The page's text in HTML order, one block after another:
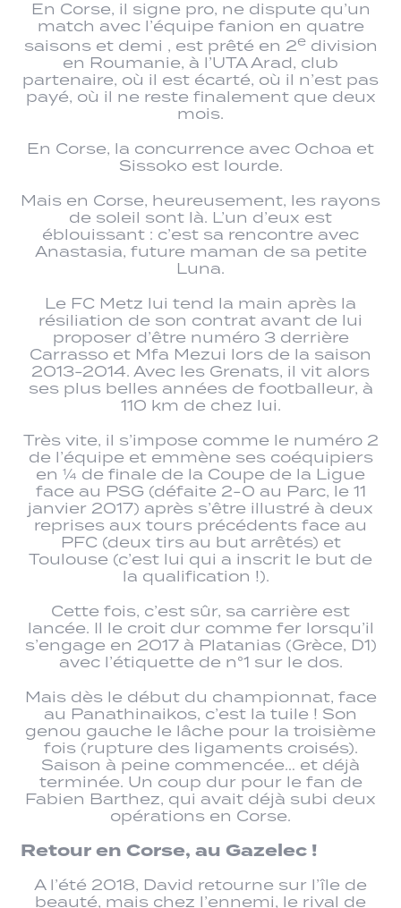
En Corse, il signe pro, ne dispute qu’un
match avec l’équipe fanion en quatre
saisons et demi , est prêté en 2edivision
en Roumanie, à l’UTA Arad, club
partenaire, où il est écarté, où il n’est pas
payé, où il ne reste finalement que deux
mois.
En Corse, la concurrence avec Ochoa et
Sissoko est lourde.
Mais en Corse, heureusement, les rayons
de soleil sont là. L’un d’eux est
éblouissant : c’est sa rencontre avec
Anastasia, future maman de sa petite
Luna.
Le FC Metz lui tend la main après la
résiliation de son contrat avant de lui
proposer d’être numéro 3 derrière
Carrasso et Mfa Mezui lors de la saison
2013-2014. Avec les Grenats, il vit alors
ses plus belles années de footballeur, à
110 km de chez lui.
Très vite, il s’impose comme le numéro 2
de l’équipe et emmène ses coéquipiers
en ¼ de finale de la Coupe de la Ligue
face au PSG (défaite 2-0 au Parc, le 11
janvier 2017) après s’être illustré à deux
reprises aux tours précédents face au
PFC (deux tirs au but arrêtés) et
Toulouse (c’est lui qui a inscrit le but de
la qualification !).
Cette fois, c’est sûr, sa carrière est
lancée. Il le croit dur comme fer lorsqu’il
s’engage en 2017 à Platanias (Grèce, D1)
avec l’étiquette de n°1 sur le dos.
Mais dès le début du championnat, face
au Panathinaikos, c’est la tuile ! Son
genou gauche le lâche pour la troisième
fois (rupture des ligaments croisés).
Saison à peine commencée… et déjà
terminée. Un coup dur pour le fan de
Fabien Barthez, qui avait déjà subi deux
opérations en Corse.
Retour en Corse, au Gazelec !
A l’été 2018, David retourne sur l’île de
beauté, mais chez l’ennemi, le rival de